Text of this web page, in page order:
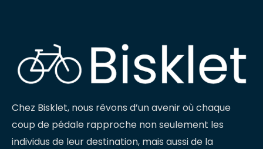
Chez Bisklet, nous rêvons d’un avenir où chaque
coup de pédale rapproche non seulement les
individus de leur destination, mais aussi de la